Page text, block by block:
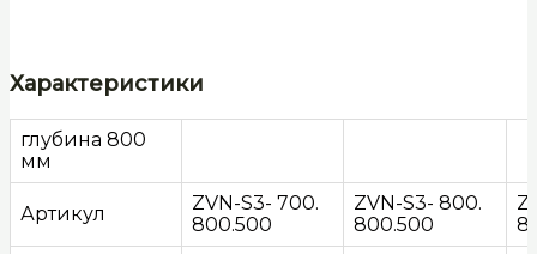
Характеристики
глубина 800
мм
Артикул
ZVN-S3- 700.
800.500
ZVN-S3- 800.
800.500